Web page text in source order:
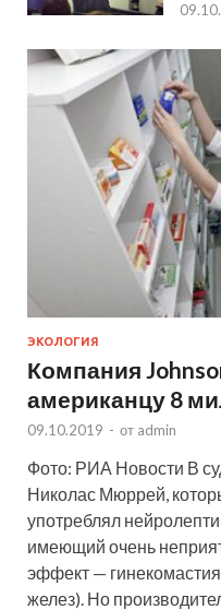
ЭКОЛОГИЯ
Компания
американцу 8
09.10.2019 - от admin
Фото: РИА Новости В
Николас Мюррей,
употреблял
имеющий очень
эффект —
желез). Но